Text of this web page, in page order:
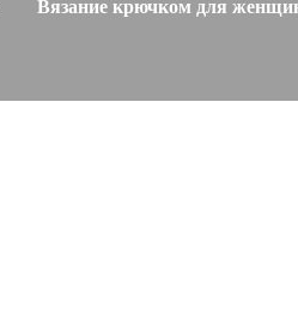
Вязание крючком для